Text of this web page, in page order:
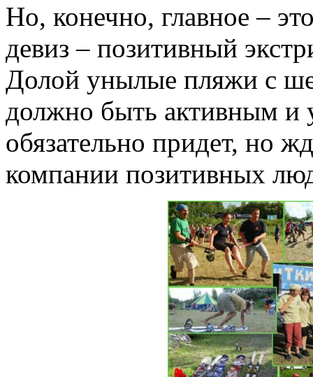
Но, конечно, главное –
девиз – позитивный
Долой унылые пляжи с
должно быть активным и
обязательно придет, но
компании позитивных